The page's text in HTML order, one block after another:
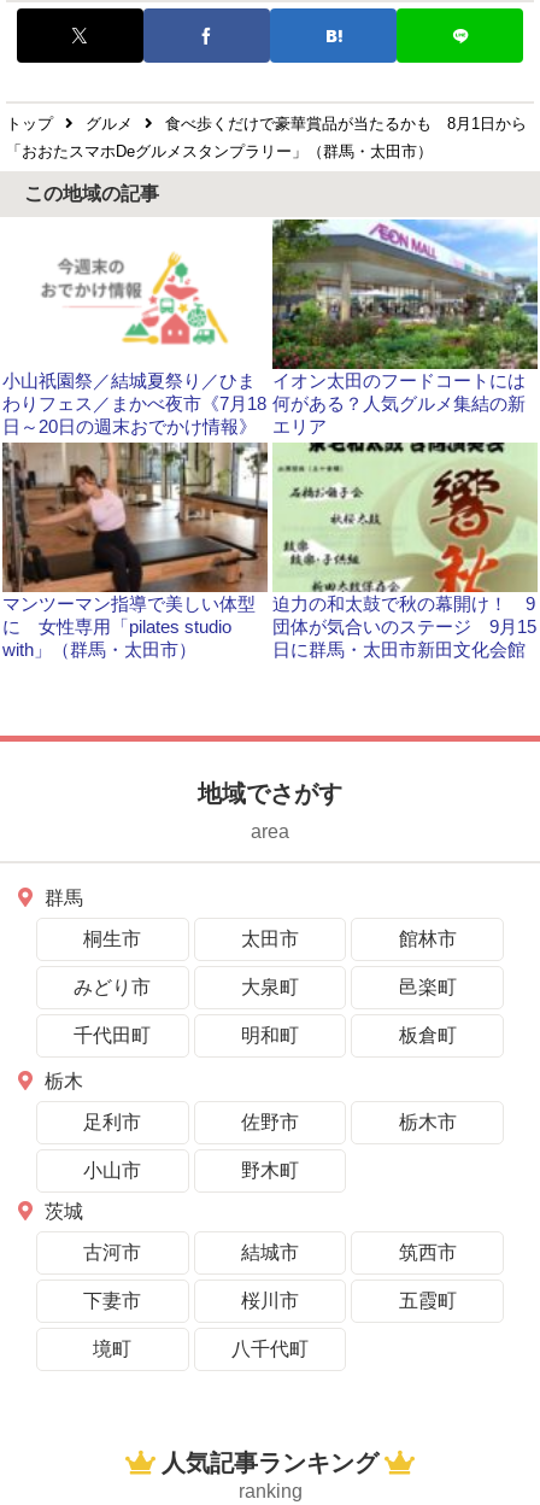
トップ グルメ
食べ歩くだけで豪華賞品が当たるかも 8月1日から
「おおたスマホDeグルメスタンプラリー」（群馬・太田市）
この地域の記事
小山祇園祭／結城夏祭り／ひま
わりフェス／まかべ夜市《7月18
日～20日の週末おでかけ情報》
イオン太田のフードコートには
何がある？人気グルメ集結の新
エリア
マンツーマン指導で美しい体型
に 女性専用「pilates studio
with」（群馬・太田市）
迫力の和太鼓で秋の幕開け！ 9
団体が気合いのステージ 9月15
日に群馬・太田市新田文化会館
地域でさがす
area
群馬
桐生市
太田市 館林市
みどり市 大泉町 邑楽町
千代田町 明和町 板倉町
栃木
足利市
佐野市 栃木市
小山市
野木町
茨城
古河市
結城市 筑西市
下妻市 桜川市 五霞町
境町 八千代町
人気記事ランキング
ranking